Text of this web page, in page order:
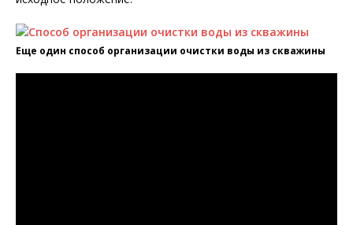
Еще один способ организации очистки воды из скважины